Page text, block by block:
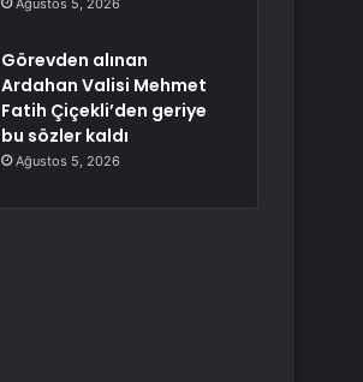
Ağustos 5, 2026
Görevden alınan
Ardahan Valisi Mehmet
Fatih Çiçekli’den geriye
bu sözler kaldı
Ağustos 5, 2026